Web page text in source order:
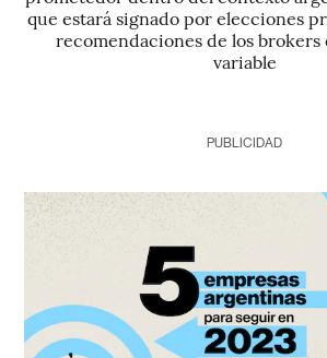
que estará signado por elecciones
recomendaciones de los brokers
variable
PUBLICIDAD